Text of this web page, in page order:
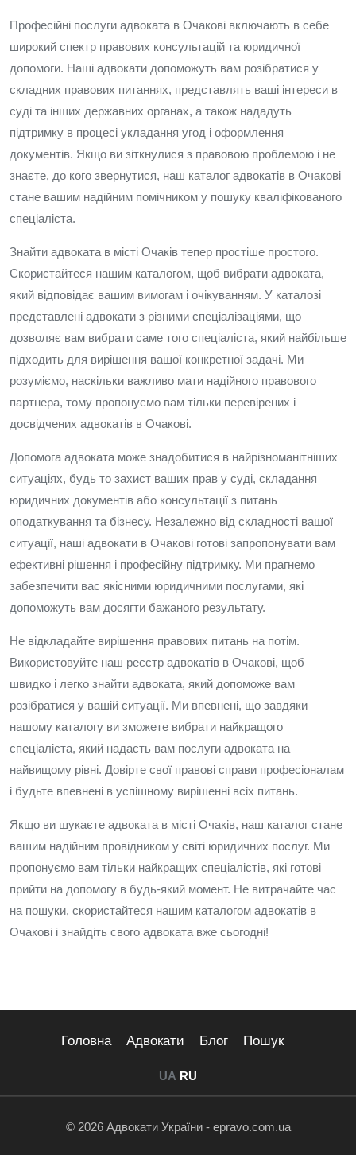
Професійні послуги адвоката в Очакові включають в себе
широкий спектр правових консультацій та юридичної
допомоги. Наші адвокати допоможуть вам розібратися у
складних правових питаннях, представлять ваші інтереси в
суді та інших державних органах, а також нададуть
підтримку в процесі укладання угод і оформлення
документів. Якщо ви зіткнулися з правовою проблемою і не
знаєте, до кого звернутися, наш каталог адвокатів в Очакові
стане вашим надійним помічником у пошуку кваліфікованого
спеціаліста.
Знайти адвоката в місті Очаків тепер простіше простого.
Скористайтеся нашим каталогом, щоб вибрати адвоката,
який відповідає вашим вимогам і очікуванням. У каталозі
представлені адвокати з різними спеціалізаціями, що
дозволяє вам вибрати саме того спеціаліста, який найбільше
підходить для вирішення вашої конкретної задачі. Ми
розуміємо, наскільки важливо мати надійного правового
партнера, тому пропонуємо вам тільки перевірених і
досвідчених адвокатів в Очакові.
Допомога адвоката може знадобитися в найрізноманітніших
ситуаціях, будь то захист ваших прав у суді, складання
юридичних документів або консультації з питань
оподаткування та бізнесу. Незалежно від складності вашої
ситуації, наші адвокати в Очакові готові запропонувати вам
ефективні рішення і професійну підтримку. Ми прагнемо
забезпечити вас якісними юридичними послугами, які
допоможуть вам досягти бажаного результату.
Не відкладайте вирішення правових питань на потім.
Використовуйте наш реєстр адвокатів в Очакові, щоб
швидко і легко знайти адвоката, який допоможе вам
розібратися у вашій ситуації. Ми впевнені, що завдяки
нашому каталогу ви зможете вибрати найкращого
спеціаліста, який надасть вам послуги адвоката на
найвищому рівні. Довірте свої правові справи професіоналам
і будьте впевнені в успішному вирішенні всіх питань.
Якщо ви шукаєте адвоката в місті Очаків, наш каталог стане
вашим надійним провідником у світі юридичних послуг. Ми
пропонуємо вам тільки найкращих спеціалістів, які готові
прийти на допомогу в будь-який момент. Не витрачайте час
на пошуки, скористайтеся нашим каталогом адвокатів в
Очакові і знайдіть свого адвоката вже сьогодні!
Головна Адвокати Блог Пошук
UA RU
© 2026 Адвокати України - epravo.com.ua